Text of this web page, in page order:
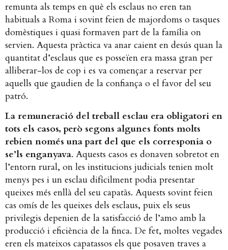
remunta als temps en què els esclaus no eren tan
habituals a Roma i sovint feien de majordoms o tasques
domèstiques i quasi formaven part de la família on
servien. Aquesta pràctica va anar caient en desús quan la
quantitat d’esclaus que es posseïen era massa gran per
alliberar-los de cop i es va començar a reservar per
aquells que gaudien de la confiança o el favor del seu
patró.
La remuneració del treball esclau era obligatori en
tots els casos, però segons algunes fonts molts
rebien només una part del que els corresponia o
se’ls enganyava​. Aquests casos es donaven sobretot en
l’entorn rural, on les institucions judicials tenien molt
menys pes i un esclau difícilment podia presentar
queixes més enllà del seu capatàs. Aquests sovint feien
cas omís de les queixes dels esclaus, puix els seus
privilegis depenien de la satisfacció de l’amo amb la
producció i eficiència de la finca. De fet, moltes vegades
eren els mateixos capatassos els que posaven traves a